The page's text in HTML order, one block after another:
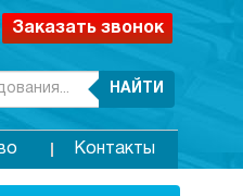
Заказать звонок
НАЙТИ
Контакты